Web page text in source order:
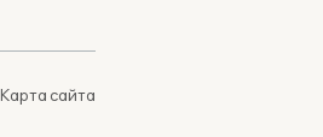
Карта сайта